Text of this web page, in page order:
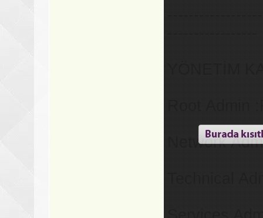
-----------------
YÖNETİM
Root Admin
Network
Technical